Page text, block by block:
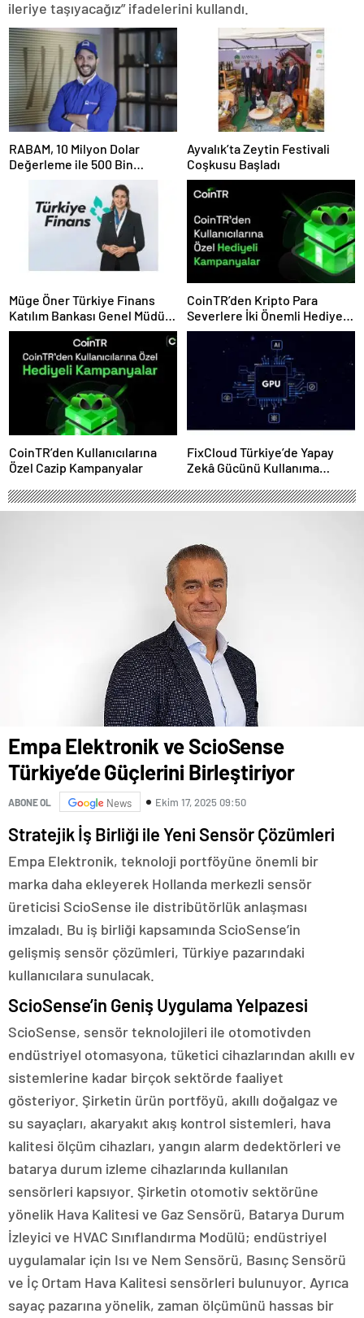
ileriye taşıyacağız” ifadelerini kullandı.
RABAM, 10 Milyon Dolar
Değerleme ile 500 Bin
Ayvalık’ta Zeytin Festivali
Coşkusu Başladı
Müge Öner Türkiye Finans
Katılım Bankası Genel Müdür
Vekili Oldu
CoinTR’den Kripto Para
Severlere İki Önemli Hediye
Kampanyası
CoinTR’den Kullanıcılarına
Özel Cazip Kampanyalar
FixCloud Türkiye’de Yapay
Zekâ Gücünü Kullanıma
Empa Elektronik ve ScioSense
Türkiye’de Güçlerini Birleştiriyor
ABONE OL News Ekim 17, 2025 09:50
Stratejik İş Birliği ile Yeni Sensör Çözümleri
Empa Elektronik, teknoloji portföyüne önemli bir
marka daha ekleyerek Hollanda merkezli sensör
üreticisi ScioSense ile distribütörlük anlaşması
imzaladı. Bu iş birliği kapsamında ScioSense’in
gelişmiş sensör çözümleri, Türkiye pazarındaki
kullanıcılara sunulacak.
ScioSense’in Geniş Uygulama Yelpazesi
ScioSense, sensör teknolojileri ile otomotivden
endüstriyel otomasyona, tüketici cihazlarından akıllı ev
sistemlerine kadar birçok sektörde faaliyet
gösteriyor. Şirketin ürün portföyü, akıllı doğalgaz ve
su sayaçları, akaryakıt akış kontrol sistemleri, hava
kalitesi ölçüm cihazları, yangın alarm dedektörleri ve
batarya durum izleme cihazlarında kullanılan
sensörleri kapsıyor. Şirketin otomotiv sektörüne
yönelik Hava Kalitesi ve Gaz Sensörü, Batarya Durum
İzleyici ve HVAC Sınıflandırma Modülü; endüstriyel
uygulamalar için Isı ve Nem Sensörü, Basınç Sensörü
ve İç Ortam Hava Kalitesi sensörleri bulunuyor. Ayrıca
sayaç pazarına yönelik, zaman ölçümünü hassas bir